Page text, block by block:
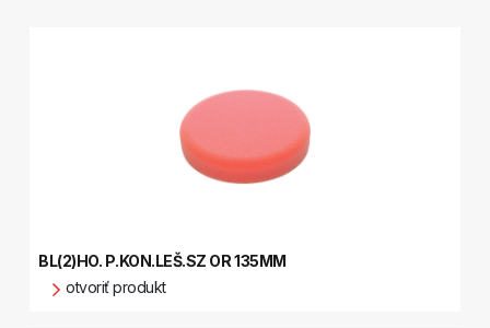
BL(2)HO. P.KON.LEŠ.SZ OR 135MM
otvoriť produkt